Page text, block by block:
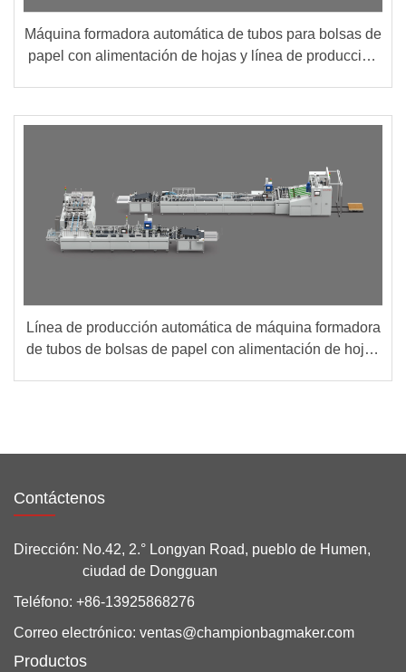
Máquina formadora automática de tubos para bolsas de
papel con alimentación de hojas y línea de producción
Línea de producción automática de máquina formadora
de tubos de bolsas de papel con alimentación de hojas
Contáctenos
Dirección: No.42, 2.° Longyan Road, pueblo de Humen,
ciudad de Dongguan
Teléfono: +86-13925868276
Correo electrónico: ventas@championbagmaker.com
Productos